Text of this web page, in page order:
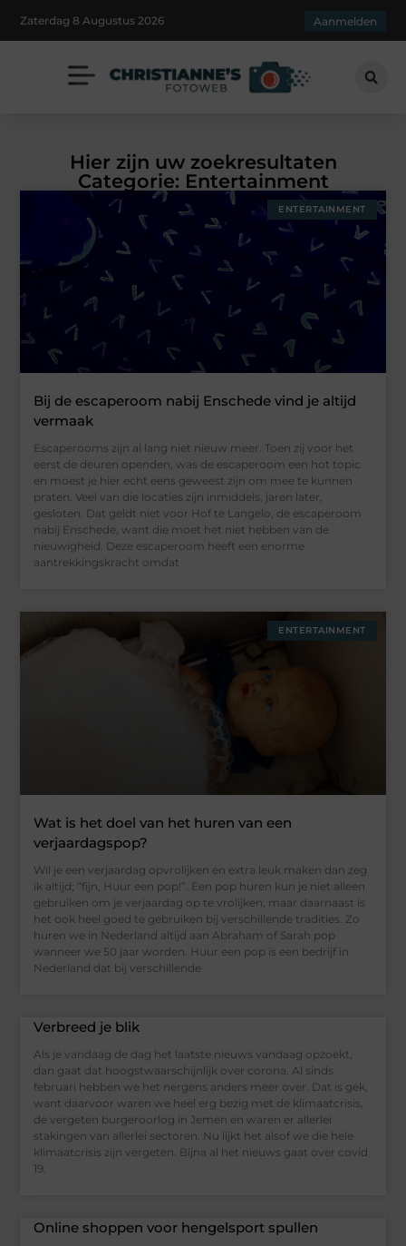
Zaterdag 8 Augustus 2026 Aanmelden
Hier zijn uw zoekresultaten
Categorie: Entertainment
ENTERTAINMENT
Bij de escaperoom nabij Enschede vind je altijd
vermaak
Escaperooms zijn al lang niet nieuw meer. Toen zij voor het
eerst de deuren openden, was de escaperoom een hot topic
en moest je hier echt eens geweest zijn om mee te kunnen
praten. Veel van die locaties zijn inmiddels, jaren later,
gesloten. Dat geldt niet voor Hof te Langelo, de escaperoom
nabij Enschede, want die moet het niet hebben van de
nieuwigheid. Deze escaperoom heeft een enorme
aantrekkingskracht omdat
ENTERTAINMENT
Wat is het doel van het huren van een
verjaardagspop?
Wil je een verjaardag opvrolijken en extra leuk maken dan zeg
ik altijd; “fijn, Huur een pop!”. Een pop huren kun je niet alleen
gebruiken om je verjaardag op te vrolijken, maar daarnaast is
het ook heel goed te gebruiken bij verschillende tradities. Zo
huren we in Nederland altijd aan Abraham of Sarah pop
wanneer we 50 jaar worden. Huur een pop is een bedrijf in
Nederland dat bij verschillende
Verbreed je blik
Als je vandaag de dag het laatste nieuws vandaag opzoekt,
dan gaat dat hoogstwaarschijnlijk over corona. Al sinds
februari hebben we het nergens anders meer over. Dat is gek,
want daarvoor waren we heel erg bezig met de klimaatcrisis,
de vergeten burgeroorlog in Jemen en waren er allerlei
stakingen van allerlei sectoren. Nu lijkt het alsof we die hele
klimaatcrisis zijn vergeten. Bijna al het nieuws gaat over covid
19.
Online shoppen voor hengelsport spullen